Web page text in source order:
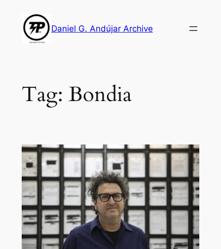
content
Daniel G. Andújar Archive
Tag: Bondia